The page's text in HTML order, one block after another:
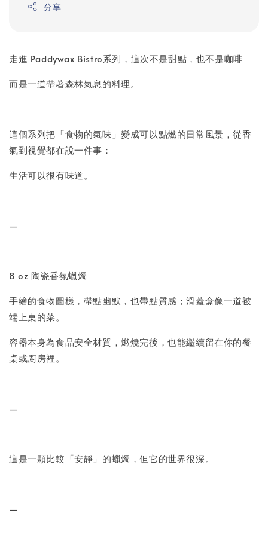
分享
走進 Paddywax Bistro系列，這次不是甜點，也不是咖啡
而是一道帶著森林氣息的料理。
這個系列把「食物的氣味」變成可以點燃的日常風景，從香
氣到視覺都在說一件事：
生活可以很有味道。
—
8 oz 陶瓷香氛蠟燭
手繪的食物圖樣，帶點幽默，也帶點質感；滑蓋盒像一道被
端上桌的菜。
容器本身為食品安全材質，燃燒完後，也能繼續留在你的餐
桌或廚房裡。
—
這是一顆比較「安靜」的蠟燭，但它的世界很深。
—